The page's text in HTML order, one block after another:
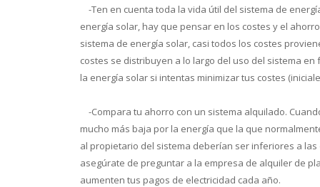
-Ten en cuenta toda la vida útil del sistema de
energía solar, hay que pensar en los costes y el
sistema de energía solar, casi todos los costes
costes se distribuyen a lo largo del uso del sistema
la energía solar si intentas minimizar tus costes
-Compara tu ahorro con un sistema alquilado.
mucho más baja por la energía que la que
al propietario del sistema deberían ser inferiores a
asegúrate de preguntar a la empresa de alquiler de
aumenten tus pagos de electricidad cada año.